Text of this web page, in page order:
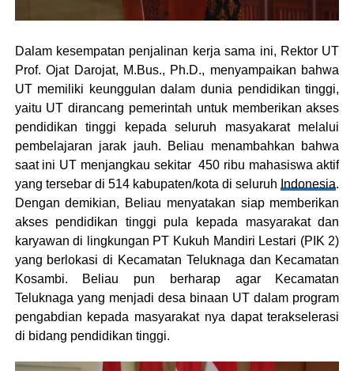
Dalam kesempatan penjalinan kerja sama ini, Rektor UT
Prof. Ojat Darojat, M.Bus., Ph.D., menyampaikan bahwa
UT memiliki keunggulan dalam dunia pendidikan tinggi,
yaitu UT dirancang pemerintah untuk memberikan akses
pendidikan tinggi kepada seluruh masyakarat melalui
pembelajaran jarak jauh. Beliau menambahkan bahwa
saat ini UT menjangkau sekitar 450 ribu mahasiswa aktif
yang tersebar di 514 kabupaten/kota di seluruh Indonesia.
Dengan demikian, Beliau menyatakan siap memberikan
akses pendidikan tinggi pula kepada masyarakat dan
karyawan di lingkungan PT Kukuh Mandiri Lestari (PIK 2)
yang berlokasi di Kecamatan Teluknaga dan Kecamatan
Kosambi. Beliau pun berharap agar Kecamatan
Teluknaga yang menjadi desa binaan UT dalam program
pengabdian kepada masyarakat nya dapat terakselerasi
di bidang pendidikan tinggi.